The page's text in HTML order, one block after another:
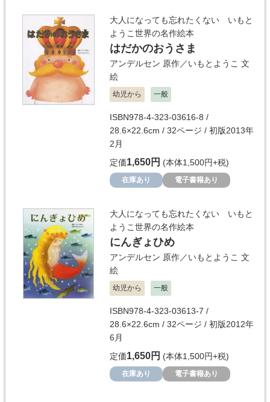
大人になっても忘れたくない いもと
ようこ世界の名作絵本
はだかのおうさま
アンデルセン 原作／いもとようこ 文
絵
幼児から 一般
ISBN978-4-323-03616-8 /
28.6×22.6cm / 32ページ / 初版2013年
2月
定価1,650円 (本体1,500円+税)
在庫あり 電子書籍あり
大人になっても忘れたくない いもと
ようこ世界の名作絵本
にんぎょひめ
アンデルセン 原作／いもとようこ 文
絵
幼児から 一般
ISBN978-4-323-03613-7 /
28.6×22.6cm / 32ページ / 初版2012年
6月
定価1,650円 (本体1,500円+税)
在庫あり 電子書籍あり